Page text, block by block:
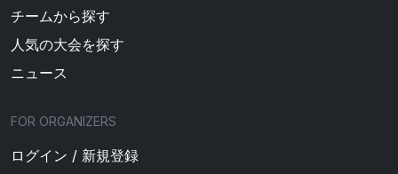
チームから探す
人気の大会を探す
ニュース
FOR ORGANIZERS
ログイン / 新規登録